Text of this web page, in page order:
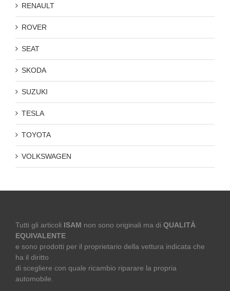
RENAULT
ROVER
SEAT
SKODA
SUZUKI
TESLA
TOYOTA
VOLKSWAGEN
Tutti gli articoli ISAM non sono originali ma di QUALITÀ
EQUIVALENTE
e sono prodotti per il proprietario della vettura indicata che
ha il diritto
di scegliere con quale ricambio riparare la propria
automobile.